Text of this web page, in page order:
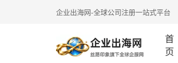
企业出海网-全球公司注册一站式平台
首
页